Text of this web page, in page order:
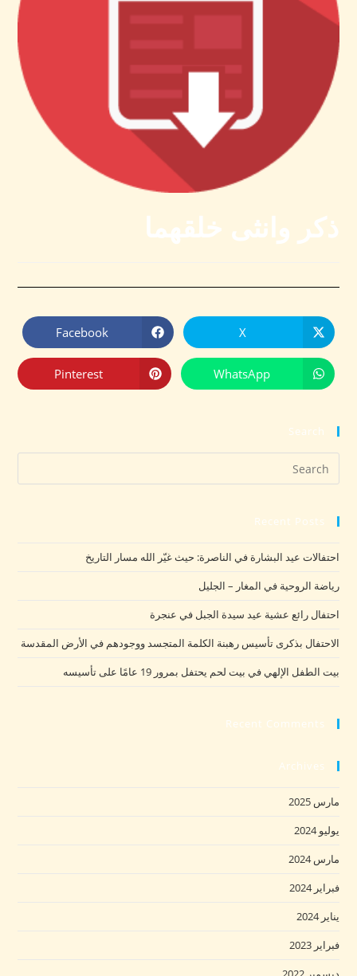
ذكر وانثى خلقهما
X
Facebook
WhatsApp
Pinterest
Search
Recent Posts
احتفالات عيد البشارة في الناصرة: حيث غيّر الله مسار التاريخ
رياضة الروحية في المغار – الجليل
احتفال رائع عشية عيد سيدة الجبل في عنجرة
الاحتفال بذكرى تأسيس رهبنة الكلمة المتجسد ووجودهم في الأرض المقدسة
بيت الطفل الإلهي في بيت لحم يحتفل بمرور 19 عامًا على تأسيسه
Recent Comments
Archives
مارس 2025
يوليو 2024
مارس 2024
فبراير 2024
يناير 2024
فبراير 2023